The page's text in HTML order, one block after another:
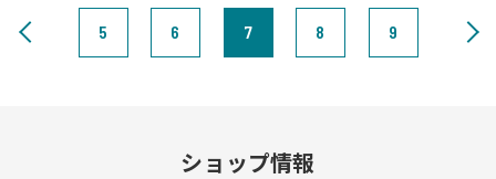
5 6 7 8 9
ショップ情報